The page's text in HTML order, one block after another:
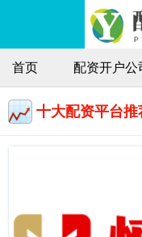
首页 配资开户公
十大配资平台推